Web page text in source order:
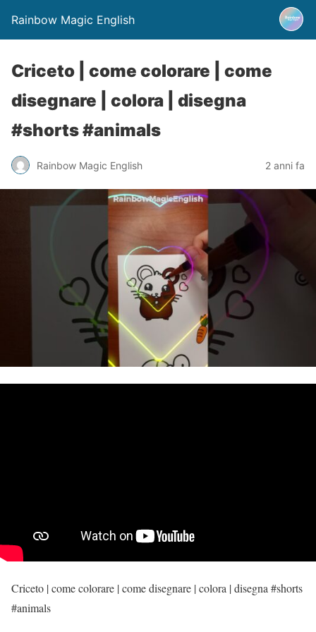
Rainbow Magic English
Criceto | come colorare | come
disegnare | colora | disegna
#shorts #animals
Rainbow Magic English 2 anni fa
Criceto | come colorare | come disegnare | colora | disegna #shorts
#animals